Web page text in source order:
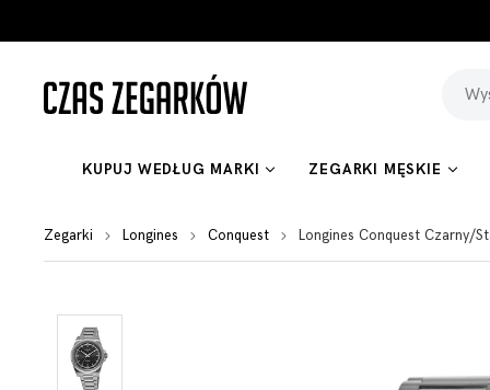
KUPUJ WEDŁUG MARKI ZEGARKI MĘSKIE
Zegarki Longines Conquest Longines Conquest Czarny/